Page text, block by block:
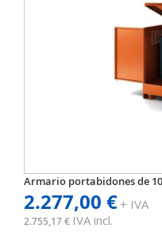
Armario portabidones de
2.277,00 €+ IVA
2.755,17 € IVA incl.